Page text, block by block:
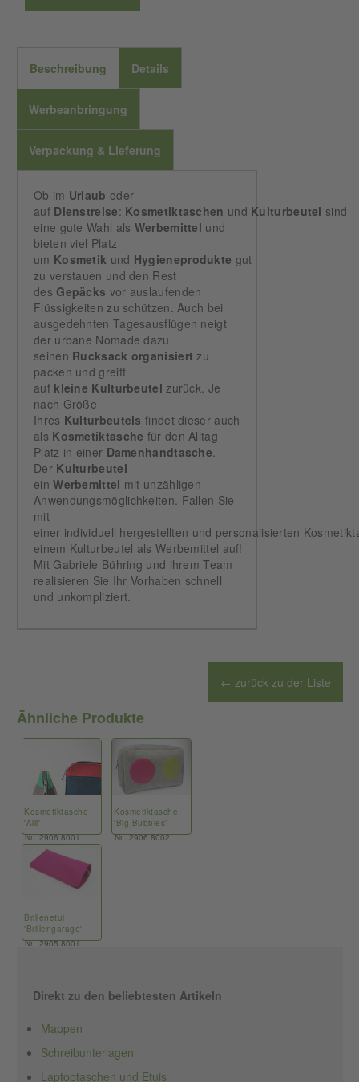
Beschreibung Details
Werbeanbringung
Verpackung & Lieferung
Ob im Urlaub oder
auf Dienstreise: Kosmetiktaschen und Kulturbeutel sind
eine gute Wahl als Werbemittel und
bieten viel Platz
um Kosmetik und Hygieneprodukte gut
zu verstauen und den Rest
des Gepäcks vor auslaufenden
Flüssigkeiten zu schützen. Auch bei
ausgedehnten Tagesausflügen neigt
der urbane Nomade dazu
seinen Rucksack organisiert zu
packen und greift
auf kleine Kulturbeutel zurück. Je
nach Größe
Ihres Kulturbeutels findet dieser auch
als Kosmetiktasche für den Alltag
Platz in einer Damenhandtasche.
Der Kulturbeutel -
einWerbemittel mit unzähligen
Anwendungsmöglichkeiten. Fallen Sie
mit
einer individuell hergestellten und personalisierten
einem Kulturbeutel als Werbemittel auf!
Mit Gabriele Bühring und ihrem Team
realisieren Sie Ihr Vorhaben schnell
und unkompliziert.
← zurück zu der Liste
Ähnliche Produkte
Kosmetiktasche
'Alli'
Nr.: 2906 8001
Kosmetiktasche
'Big Bubbles'
Nr.: 2906 8002
Brillenetui
'Brillengarage'
Nr.: 2905 8001
Direkt zu den beliebtesten Artikeln
Mappen
Schreibunterlagen
Laptoptaschen und Etuis